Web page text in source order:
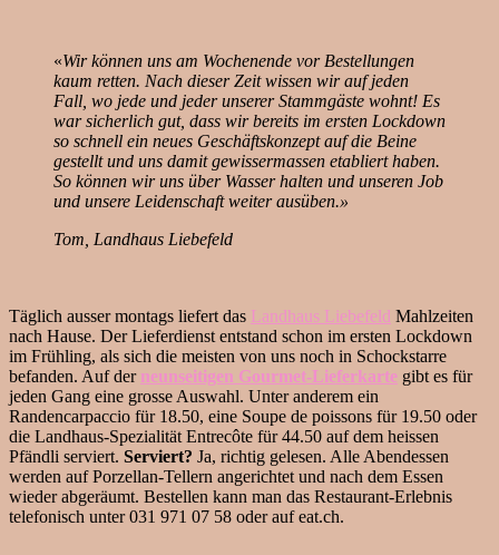
«Wir können uns am Wochenende vor Bestellungen
kaum retten. Nach dieser Zeit wissen wir auf jeden
Fall, wo jede und jeder unserer Stammgäste wohnt! Es
war sicherlich gut, dass wir bereits im ersten Lockdown
so schnell ein neues Geschäftskonzept auf die Beine
gestellt und uns damit gewissermassen etabliert haben.
So können wir uns über Wasser halten und unseren Job
und unsere Leidenschaft weiter ausüben.»
Tom, Landhaus Liebefeld
Täglich ausser montags liefert das Landhaus Liebefeld Mahlzeiten
nach Hause. Der Lieferdienst entstand schon im ersten Lockdown
im Frühling, als sich die meisten von uns noch in Schockstarre
befanden. Auf der neunseitigen Gourmet-Lieferkarte gibt es für
jeden Gang eine grosse Auswahl. Unter anderem ein
Randencarpaccio für 18.50, eine Soupe de poissons für 19.50 oder
die Landhaus-Spezialität Entrecôte für 44.50 auf dem heissen
Pfändli serviert. Serviert? Ja, richtig gelesen. Alle Abendessen
werden auf Porzellan-Tellern angerichtet und nach dem Essen
wieder abgeräumt. Bestellen kann man das Restaurant-Erlebnis
telefonisch unter 031 971 07 58 oder auf eat.ch.